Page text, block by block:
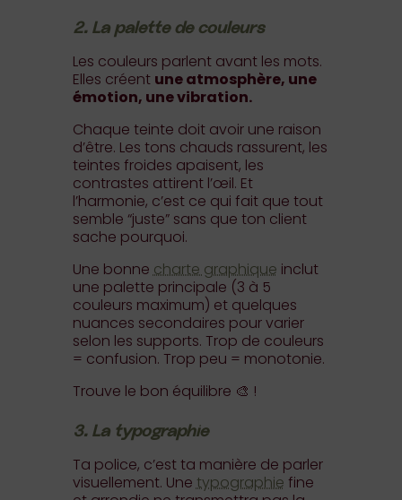
2. La palette de couleurs
Les couleurs parlent avant les mots.
Elles créent une atmosphère, une
émotion, une vibration.
Chaque teinte doit avoir une raison
d’être. Les tons chauds rassurent, les
teintes froides apaisent, les
contrastes attirent l’œil. Et
l’harmonie, c’est ce qui fait que tout
semble “juste” sans que ton client
sache pourquoi.
Une bonnecharte graphique inclut
une palette principale (3 à 5
couleurs maximum) et quelques
nuances secondaires pour varier
selon les supports. Trop de couleurs
= confusion. Trop peu = monotonie.
Trouve le bon équilibre 🎨 !
3. La typographie
Ta police, c’est ta manière de parler
visuellement. Unetypographie fine